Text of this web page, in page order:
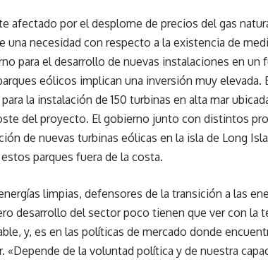
afectado por el desplome de precios del gas
una necesidad con respecto a la existencia de
para el desarrollo de nuevas instalaciones en
eólicos implican una inversión muy elevada.
la instalación de 150 turbinas en alta mar
del proyecto. El gobierno junto con distintos
de nuevas turbinas eólicas en la isla de Long
parques fuera de la costa.
limpias, defensores de la transición a las
desarrollo del sector poco tienen que ver con la
y, es en las políticas de mercado donde
«Depende de la voluntad política y de nuestra